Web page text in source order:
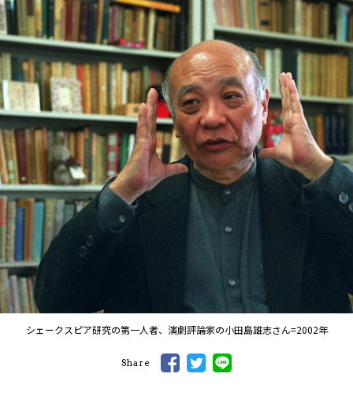
シェークスピア研究の第一人者、演劇評論家の小田島雄志さん=2002年
Share